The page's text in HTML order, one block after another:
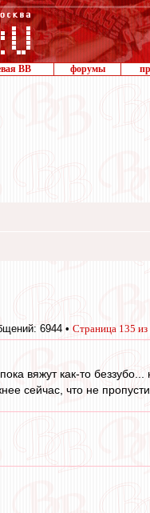
ВВ форумы
6944 • Страница 135 из
вяжут как-то
сейчас, что не